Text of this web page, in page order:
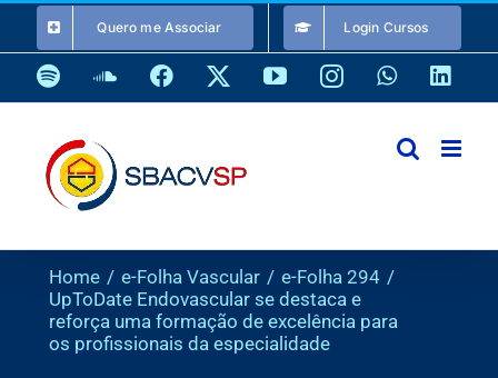
o
conteúdo
Quero me Associar Login Cursos
SpotifySoundCloud
Facebook YouTubeInstagramWhatsApp
Home e-Folha Vascular
e-Folha 294
UpToDate Endovascular se destaca e
reforça uma formação de excelência para
os profissionais da especialidade